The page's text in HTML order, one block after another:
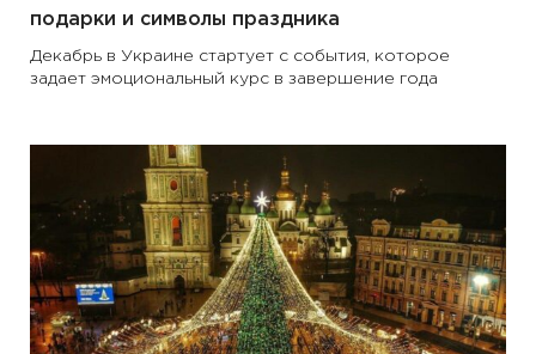
подарки и символы праздника
Декабрь в Украине стартует с события, которое
задает эмоциональный курс в завершение года